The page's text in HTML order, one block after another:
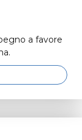
a favore